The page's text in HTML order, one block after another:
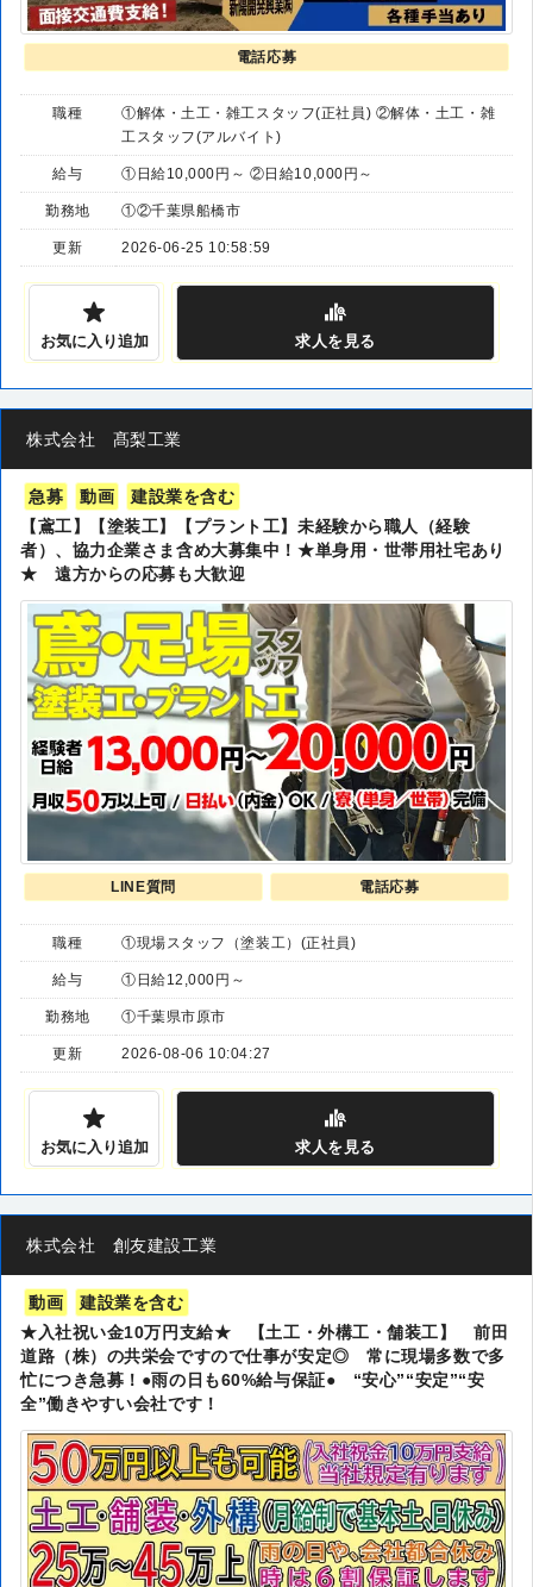
電話応募
職種
①解体・土工・雑工スタッフ(正社員) ②解体・土工・雑
工スタッフ(アルバイト)
給与 ①日給10,000円～ ②日給10,000円～
勤務地 ①②千葉県船橋市
更新 2026-06-25 10:58:59
お気に入り追加 求人を見る
株式会社 髙梨工業
急募 動画
建設業を含む
【鳶工】【塗装工】【プラント工】未経験から職人（経験
者）、協力企業さま含め大募集中！★単身用・世帯用社宅あり
★ 遠方からの応募も大歓迎
LINE質問 電話応募
職種 ①現場スタッフ（塗装工）(正社員)
給与 ①日給12,000円～
勤務地 ①千葉県市原市
更新 2026-08-06 10:04:27
お気に入り追加 求人を見る
株式会社 創友建設工業
動画
建設業を含む
★入社祝い金10万円支給★ 【土工・外構工・舗装工】 前田
道路（株）の共栄会ですので仕事が安定◎ 常に現場多数で多
忙につき急募！●雨の日も60%給与保証● “安心”“安定”“安
全”働きやすい会社です！